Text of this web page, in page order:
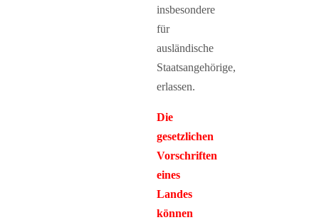
insbesondere
für
ausländische
Staatsangehörige,
erlassen.
Die
gesetzlichen
Vorschriften
eines
Landes
können